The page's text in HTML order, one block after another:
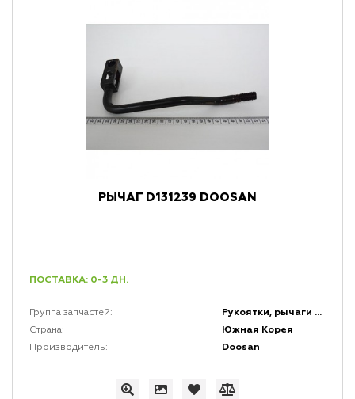
РЫЧАГ D131239 DOOSAN
ПОСТАВКА: 0-3 ДН.
Группа запчастей: Рукоятки, рычаги и набалдашники
Страна: Южная Корея
Производитель: Doosan